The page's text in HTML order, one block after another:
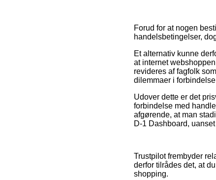
Forud for at nogen
handelsbetingelser,
Et alternativ kunne
at internet
revideres af fagfolk
dilemmaer i
Udover dette er det
forbindelse med
afgørende, at man
D-1 Dashboard,
Trustpilot frembyder
derfor tilrådes det, at
shopping.